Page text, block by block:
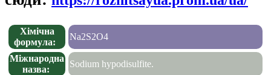
Хімічна
формула:
Na2S2O4
Міжнародна
назва:
Sodium hypodisulfite.